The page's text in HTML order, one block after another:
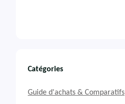
Catégories
Guide d'achats & Comparatifs